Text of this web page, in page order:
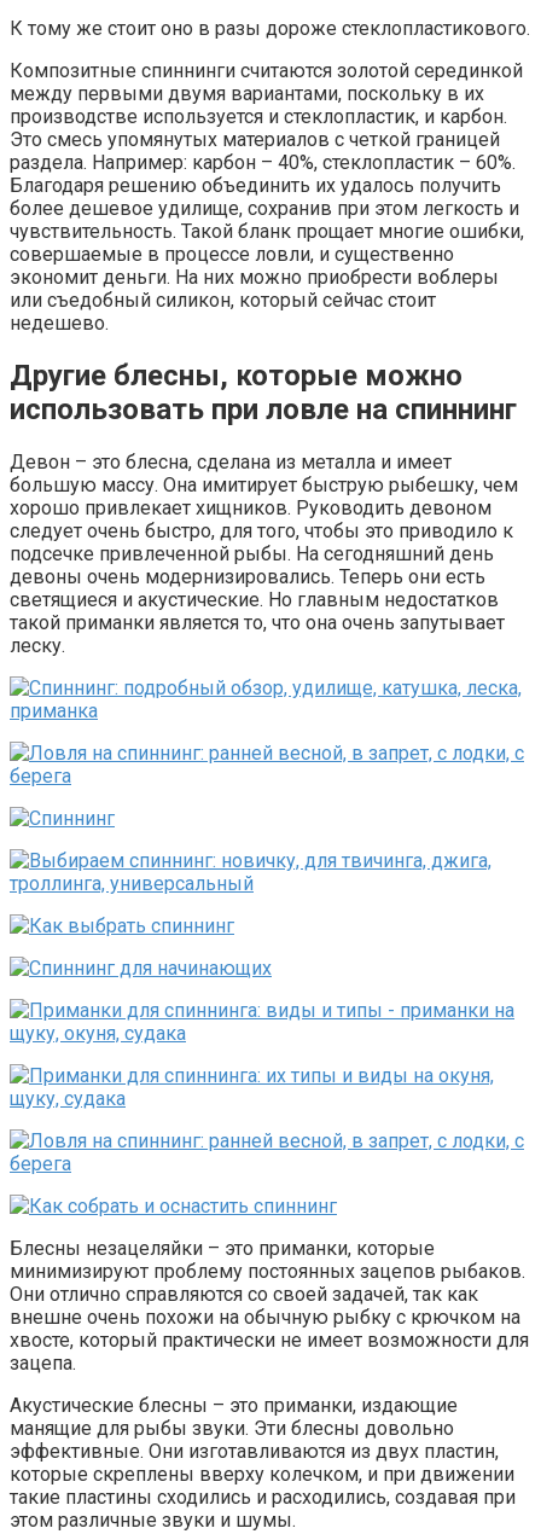
К тому же стоит оно в разы дороже стеклопластикового.
Композитные спиннинги считаются золотой серединкой
между первыми двумя вариантами, поскольку в их
производстве используется и стеклопластик, и карбон.
Это смесь упомянутых материалов с четкой границей
раздела. Например: карбон – 40%, стеклопластик – 60%.
Благодаря решению объединить их удалось получить
более дешевое удилище, сохранив при этом легкость и
чувствительность. Такой бланк прощает многие ошибки,
совершаемые в процессе ловли, и существенно
экономит деньги. На них можно приобрести воблеры
или съедобный силикон, который сейчас стоит
недешево.
Другие блесны, которые можно
использовать при ловле на спиннинг
Девон – это блесна, сделана из металла и имеет
большую массу. Она имитирует быструю рыбешку, чем
хорошо привлекает хищников. Руководить девоном
следует очень быстро, для того, чтобы это приводило к
подсечке привлеченной рыбы. На сегодняшний день
девоны очень модернизировались. Теперь они есть
светящиеся и акустические. Но главным недостатков
такой приманки является то, что она очень запутывает
леску.
Блесны незацеляйки – это приманки, которые
минимизируют проблему постоянных зацепов рыбаков.
Они отлично справляются со своей задачей, так как
внешне очень похожи на обычную рыбку с крючком на
хвосте, который практически не имеет возможности для
зацепа.
Акустические блесны – это приманки, издающие
манящие для рыбы звуки. Эти блесны довольно
эффективные. Они изготавливаются из двух пластин,
которые скреплены вверху колечком, и при движении
такие пластины сходились и расходились, создавая при
этом различные звуки и шумы.